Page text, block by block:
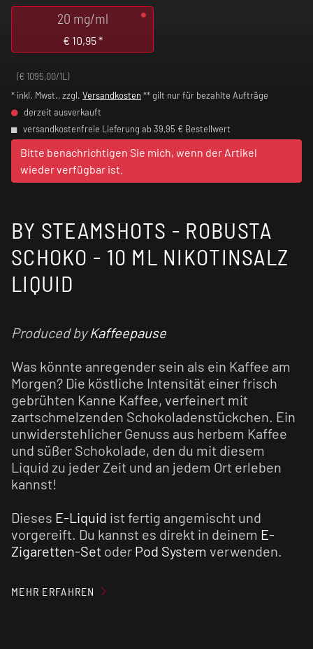
20 mg/ml
€ 10,95*
(€ 1095,00/1L)
* inkl. Mwst., zzgl. Versandkosten ** gilt nur für bezahlte Aufträge
derzeit ausverkauft
versandkostenfreie Lieferung ab 39,95 € Bestellwert
Bitte benachrichtigen Sie mich, wenn der Artikel
wieder verfügbar ist.
BY STEAMSHOTS - ROBUSTA
SCHOKO - 10 ML NIKOTINSALZ
LIQUID
Produced byKaffeepause
Was könnte anregender sein als ein Kaffee am
Morgen? Die köstliche Intensität einer frisch
gebrühten Kanne Kaffee, verfeinert mit
zartschmelzenden Schokoladenstückchen. Ein
unwiderstehlicher Genuss aus herbem Kaffee
und süßer Schokolade, den du mit diesem
Liquid zu jeder Zeit und an jedem Ort erleben
kannst!
Dieses E-Liquid ist fertig angemischt und
vorgereift. Du kannst es direkt in deinem E-
Zigaretten-Set oder Pod System verwenden.
Für ein optimales Geschmackserlebnis
empfehlen wir den
MEHR ERFAHREN